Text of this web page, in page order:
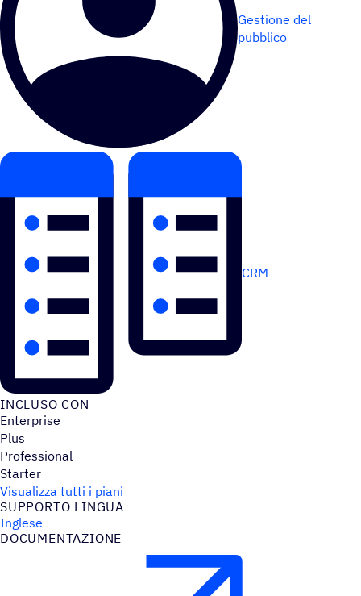
Gestione del
pubblico
CRM
INCLUSO CON
Enterprise
Plus
Professional
Starter
Visualizza tutti i piani
SUPPORTO LINGUA
Inglese
DOCU­MEN­TA­ZIONE